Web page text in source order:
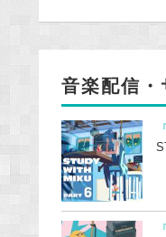
音楽配信・